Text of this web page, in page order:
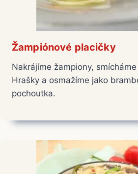
Žampiónové placičky
Nakrájíme žampiony,
Hrašky a osmažíme jako
pochoutka.